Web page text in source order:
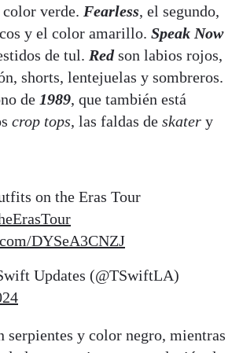
verde. Fearless, el segundo,
y el color amarillo. Speak Now
de tul. Redson labios rojos,
shorts, lentejuelas y sombreros.
de 1989, que también está
crop tops, las faldas de skater y
on the Eras Tour
DYSeA3CNZJ
Updates (@TSwiftLA)
serpientes y color negro, mientras